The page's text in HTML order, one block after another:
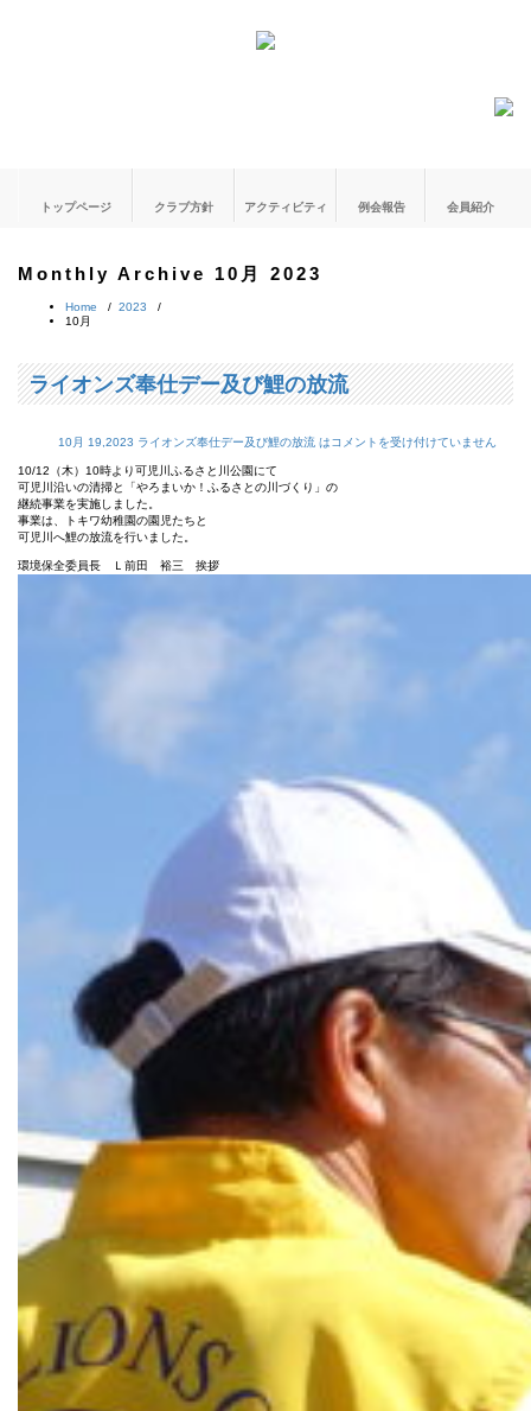
トップページ クラブ方針 アクティビティ 例会報告 会員紹介
Monthly Archive 10月 2023
Home / 2023 /
10月
ライオンズ奉仕デー及び鯉の放流
10月 19,2023 ライオンズ奉仕デー及び鯉の放流 はコメントを受け付けていません
10/12（木）10時より可児川ふるさと川公園にて
可児川沿いの清掃と「やろまいか！ふるさとの川づくり」の
継続事業を実施しました。
事業は、トキワ幼稚園の園児たちと
可児川へ鯉の放流を行いました。
環境保全委員長 Ｌ前田 裕三 挨拶